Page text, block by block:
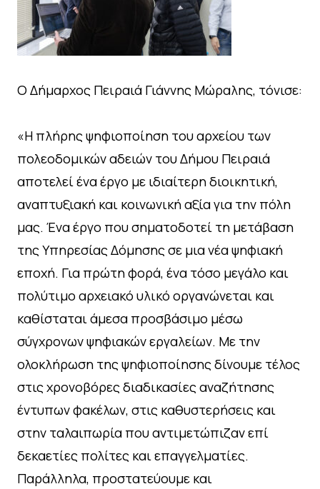
Ο Δήμαρχος Πειραιά Γιάννης Μώραλης, τόνισε:
«Η πλήρης ψηφιοποίηση του αρχείου των
πολεοδομικών αδειών του Δήμου Πειραιά
αποτελεί ένα έργο με ιδιαίτερη διοικητική,
αναπτυξιακή και κοινωνική αξία για την πόλη
μας. Ένα έργο που σηματοδοτεί τη μετάβαση
της Υπηρεσίας Δόμησης σε μια νέα ψηφιακή
εποχή. Για πρώτη φορά, ένα τόσο μεγάλο και
πολύτιμο αρχειακό υλικό οργανώνεται και
καθίσταται άμεσα προσβάσιμο μέσω
σύγχρονων ψηφιακών εργαλείων. Με την
ολοκλήρωση της ψηφιοποίησης δίνουμε τέλος
στις χρονοβόρες διαδικασίες αναζήτησης
έντυπων φακέλων, στις καθυστερήσεις και
στην ταλαιπωρία που αντιμετώπιζαν επί
δεκαετίες πολίτες και επαγγελματίες.
Παράλληλα, προστατεύουμε και